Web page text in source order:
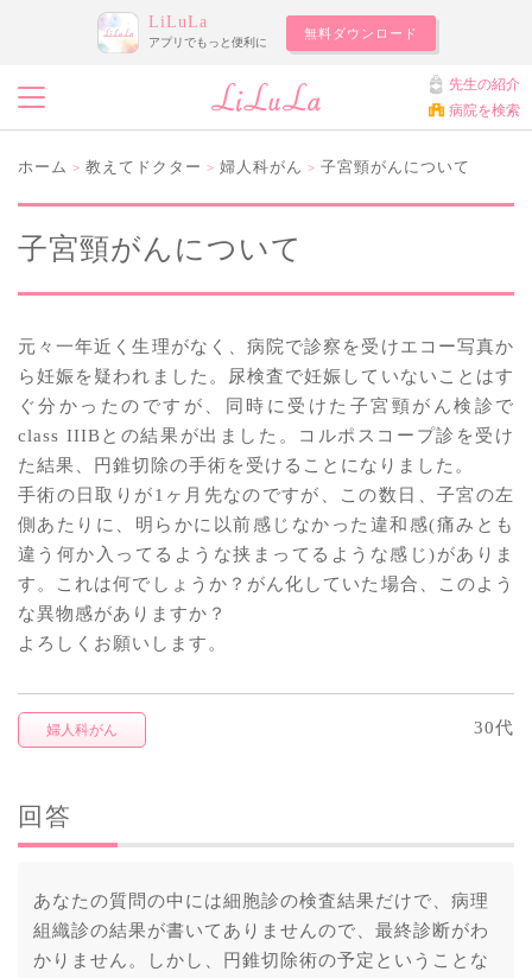
LiLuLa
アプリでもっと便利に
無料ダウンロード
先生の紹介
病院を検索
ホーム > 教えてドクター > 婦人科がん > 子宮頸がんについて
子宮頸がんについて
元々一年近く生理がなく、病院で診察を受けエコー写真か
ら妊娠を疑われました。尿検査で妊娠していないことはす
ぐ分かったのですが、同時に受けた子宮頸がん検診で
class IIIBとの結果が出ました。コルポスコープ診を受け
た結果、円錐切除の手術を受けることになりました。
手術の日取りが1ヶ月先なのですが、この数日、子宮の左
側あたりに、明らかに以前感じなかった違和感(痛みとも
違う何か入ってるような挟まってるような感じ)がありま
す。これは何でしょうか？がん化していた場合、このよう
な異物感がありますか？
よろしくお願いします。
婦人科がん 30代
回答
あなたの質問の中には細胞診の検査結果だけで、病理
組織診の結果が書いてありませんので、最終診断がわ
かりません。しかし、円錐切除術の予定ということな